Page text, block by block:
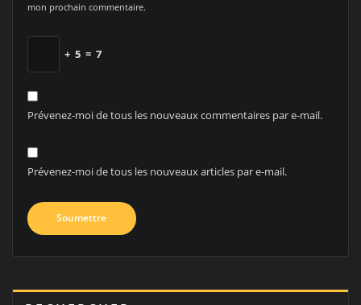
mon prochain commentaire.
+ 5 = 7
Prévenez-moi de tous les nouveaux commentaires par e-mail.
Prévenez-moi de tous les nouveaux articles par e-mail.